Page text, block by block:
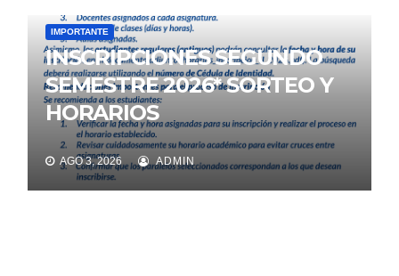
IMPORTANTE
INSCRIPCIONES SEGUNDO
SEMESTRE 2026* SORTEO Y
HORARIOS
AGO 3, 2026 ADMIN